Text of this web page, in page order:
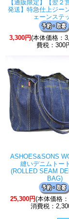
【通販限定】【翌２
発送】特急仕上ジー
ェーンステ
3,300円(本体価格：
費税：300
ASHOES&SONS
縫いデニムトー
(ROLLED SEAM
BAG)
25,300円(本体価格
消費税：